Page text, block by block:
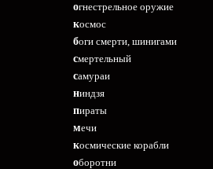
огнестрельное оружие
космос
боги смерти, шинигами
смертельный
самураи
ниндзя
пираты
мечи
космические корабли
оборотни